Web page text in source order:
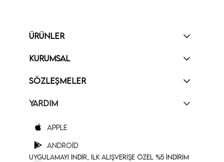
ÜRÜNLER
KURUMSAL
SÖZLEŞMELER
YARDIM
Apple
Android
Uygulamayı İndir, İlk Alışverişe Özel %5 İndirim